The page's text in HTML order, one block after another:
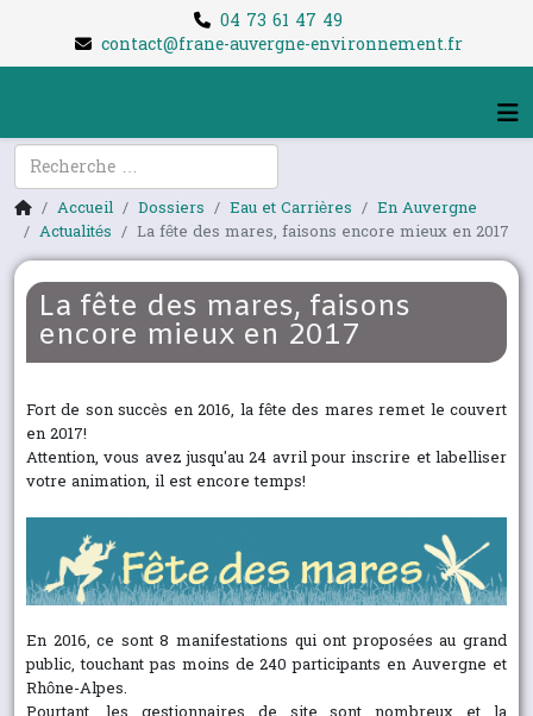
04 73 61 47 49
contact@frane-auvergne-environnement.fr
Rechercher
Accueil
Dossiers Eau et Carrières
En Auvergne
Actualités
La fête des mares, faisons encore mieux en 2017
La fête des mares, faisons
encore mieux en 2017
Fort de son succès en 2016, la fête des mares remet le couvert
en 2017!
Attention, vous avez jusqu'au 24 avril pour inscrire et labelliser
votre animation, il est encore temps!
En 2016, ce sont 8 manifestations qui ont proposées au grand
public, touchant pas moins de 240 participants en Auvergne et
Rhône-Alpes.